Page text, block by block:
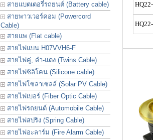
สายแบตเตอรี่รถยนต์ (Battery cable)
สายพาวเวอร์คอม (Powercord
Cable)
สายแพ (Flat cable)
สายไฟแบน H07VVH6-F
สายไฟคู่, ดำ-แดง (Twins Cable)
สายไฟซิลิโคน (Silicone cable)
สายไฟโซลาเซลล์ (Solar PV Cable)
สายไฟเบอร์ (Fiber Optic Cable)
สายไฟรถยนต์ (Automobile Cable)
สายไฟสปริง (Spring Cable)
สายไฟอะลาร์ม (Fire Alarm Cable)